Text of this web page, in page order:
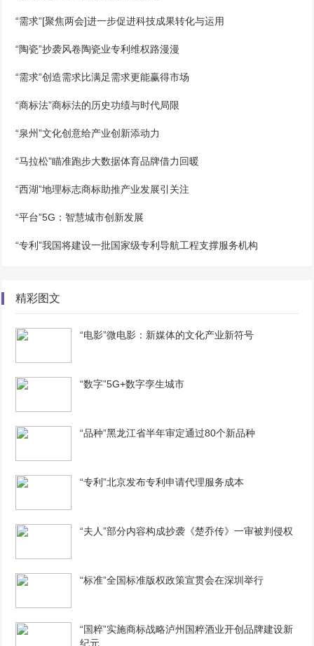
“需求”[聚焦两会]进一步促进科技成果转化与运用
“陶瓷”抄袭风卷陶瓷业专利维权路漫漫
“需求”创造需求比满足需求更能赢得市场
“商标法”商标法的历史功绩与时代局限
“泉州”文化创意给产业创新添动力
“马拉松”瞄准跑步大数据体育品牌借力回暖
“西湖”地理标志商标助推产业发展引关注
“平台”5G：智慧城市创新发展
“专利”我国将建设一批国家级专利导航工程支撑服务机构
精彩图文
“电影”微电影：新媒体的文化产业新符号
“数字”5G+数字孪生城市
“品种”黑龙江省半年审定通过80个新品种
“专利”北京发布专利申请代理服务成本
“夫人”部分内容构成抄袭《楚乔传》一审被判侵权
“标准”全国标准版权政策宣贯会在深圳举行
“国粹”实施商标战略泸州国粹酒业开创品牌建设新
纪元